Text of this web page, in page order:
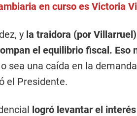
en curso es Victoria
y la traidora (por
el equilibrio fiscal. Eso
o sea una caída en la
el Presidente.
logró levantar el